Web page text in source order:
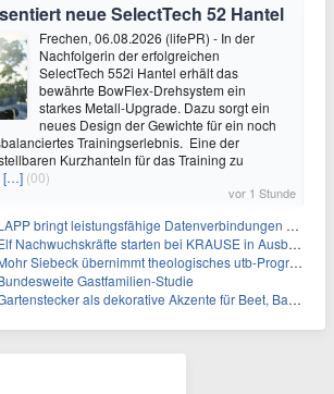
neue SelectTech 52 Hantel
Frechen, 06.08.2026 (lifePR) - In der
Nachfolgerin der erfolgreichen
SelectTech 552i Hantel erhält das
bewährte BowFlex-Drehsystem ein
starkes Metall-Upgrade. Dazu sorgt ein
neues Design der Gewichte für ein noch
Trainingserlebnis. Eine der
Kurzhanteln für das Training zu
[…] (00)
vor 1 Stunde
bringt leistungsfähige Datenverbindungen auf die Schiene
Nachwuchskräfte starten bei KRAUSE in Ausbildung und Jahrespraktikum
Siebeck übernimmt theologisches utb-Programm und die Zeitschrift für Neues Testament (ZNT) von Narr Francke Attempto
Gastfamilien-Studie
als dekorative Akzente für Beet, Balkon und Terrasse | KNOBLOCH